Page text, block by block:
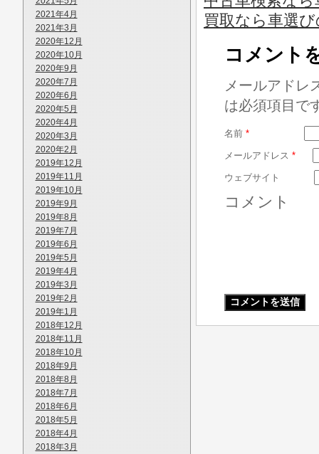
2021年4月
2021年3月
2020年12月
2020年10月
2020年9月
2020年7月
2020年6月
2020年5月
2020年4月
2020年3月
2020年2月
2019年12月
2019年11月
2019年10月
2019年9月
2019年8月
2019年7月
2019年6月
2019年5月
2019年4月
2019年3月
2019年2月
2019年1月
2018年12月
2018年11月
2018年10月
2018年9月
2018年8月
2018年7月
2018年6月
2018年5月
2018年4月
2018年3月
買取なら車選
コメント
メールアドレ
は必須項目で
名前 *
メールアドレス *
ウェブサイト
コメント